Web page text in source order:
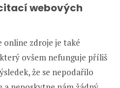
webových
online zdroje je také
ovšem nefunguje příliš
že se nepodařilo